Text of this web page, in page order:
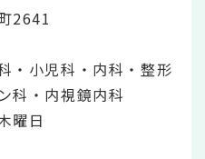
2641
・小児科・内科・整形
科・内視鏡内科
曜日